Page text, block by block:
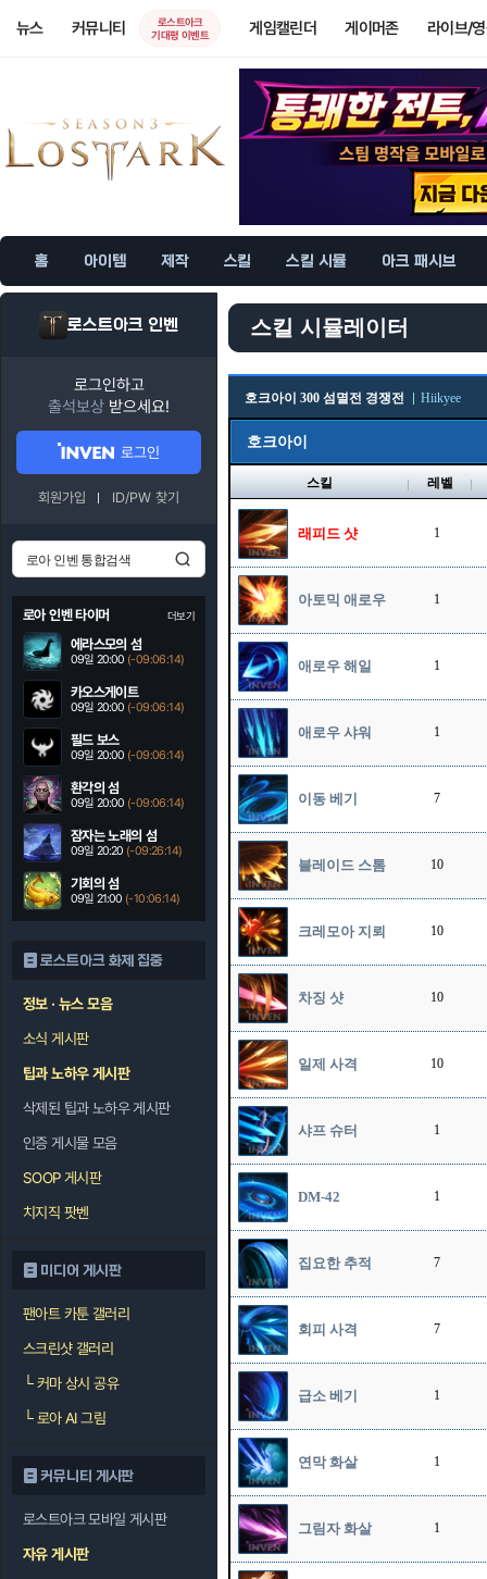
뉴스 커뮤니티
로스트아크
기대평 이벤트
게임캘린더 게이머존 라이브/
홈 아이템 제작 스킬 스킬 시뮬 아크 패시브
로스트아크 인벤
로그인하고
출석보상 받으세요!
로그인
회원가입 ID/PW 찾기
로아 인벤 타이머 더보기
에라스모의 섬
09일 20:00 (-09:06:13)
카오스게이트
09일 20:00 (-09:06:13)
필드 보스
09일 20:00 (-09:06:13)
환각의 섬
09일 20:00 (-09:06:13)
잠자는 노래의 섬
09일 20:20 (-09:26:13)
기회의 섬
09일 21:00 (-10:06:13)
로스트아크 화제 집중
정보 · 뉴스 모음
소식 게시판
팁과 노하우 게시판
삭제된 팁과 노하우 게시판
인증 게시물 모음
SOOP 게시판
치지직 팟벤
미디어 게시판
팬아트 카툰 갤러리
스크린샷 갤러리
└커마 상시 공유
└로아 AI 그림
커뮤니티 게시판
로스트아크 모바일 게시판
자유 게시판
스킬 시뮬레이터
호크아이 300 섬멸전 경쟁전 Hiikyee
호크아이
스킬 레벨
래피드 샷 1
아토믹 애로우 1
애로우 해일 1
애로우 샤워 1
이동 베기 7
블레이드 스톰 10
크레모아 지뢰 10
차징 샷 10
일제 사격 10
샤프 슈터 1
DM-42 1
집요한 추적 7
회피 사격 7
급소 베기 1
연막 화살 1
그림자 화살 1